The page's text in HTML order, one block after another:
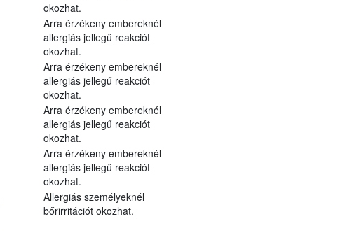
okozhat.
Arra érzékeny embereknél
allergiás jellegű reakciót
okozhat.
Arra érzékeny embereknél
allergiás jellegű reakciót
okozhat.
Arra érzékeny embereknél
allergiás jellegű reakciót
okozhat.
Arra érzékeny embereknél
allergiás jellegű reakciót
okozhat.
Allergiás személyeknél
bőrirritációt okozhat.